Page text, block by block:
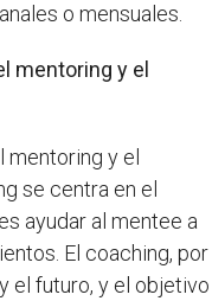
o mensuales.
mentoring y el
y el
se centra en el
ayudar al mentee a
El coaching, por
el futuro, y el objetivo